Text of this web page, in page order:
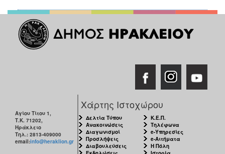
ΕΠΙΣΚΕΠΤΗΣ
ΗΡΑΚΛΕΙΟ
Αγίου Τίτου 1,
Τ.Κ. 71202,
Ηράκλειο
Τηλ.: 2813-409000
email:info@heraklion.gr
Χάρτης Ιστοχώρου
Δελτία Τύπου
Ανακοινώσεις
Διαγωνισμοί
Προσλήψεις
Διαβουλεύσεις
Κ.Ε.Π.
Τηλέφωνα
e-Υπηρεσίες
e-Αιτήματα
Η Πόλη